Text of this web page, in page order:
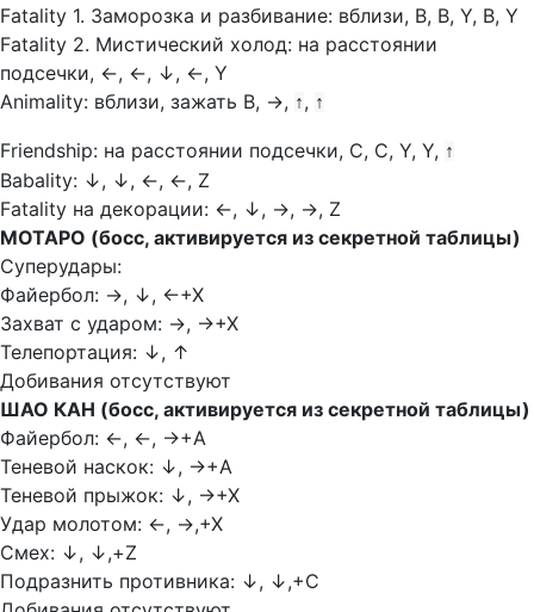
Fatality 1. Заморозка и разбивание: вблизи, В, В, Y, В, Y
Fatality 2. Мистический холод: на расстоянии
подсечки, ←, ←, ↓, ←, Y
Animality: вблизи, зажать В, →, ↑, ↑
Friendship: на расстоянии подсечки, С, С, Y, Y, ↑
Babality: ↓, ↓, ←, ←, Z
Fatality на декорации: ←, ↓, →, →, Z
МОТАРО (босс, активируется из секретной таблицы)
Суперудары:
Файербол: →, ↓, ←+Х
Захват с ударом: →, →+Х
Телепортация: ↓, ↑
Добивания отсутствуют
ШАО КАН (босс, активируется из секретной таблицы)
Файербол: ←, ←, →+А
Теневой наскок: ↓, →+А
Теневой прыжок: ↓, →+Х
Удар молотом: ←, →,+Х
Смех: ↓, ↓,+Z
Подразнить противника: ↓, ↓,+С